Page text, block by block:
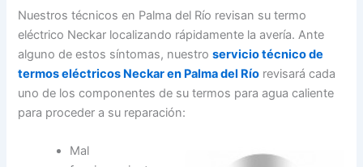
Nuestros técnicos en Palma del Río revisan su termo
eléctrico Neckar localizando rápidamente la avería. Ante
alguno de estos síntomas, nuestroservicio técnico de
termos eléctricos Neckar en Palma del Río revisará cada
uno de los componentes de su termos para agua caliente
para proceder a su reparación:
Mal